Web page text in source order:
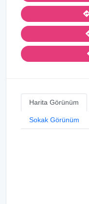
Harita Görünüm
Sokak Görünüm